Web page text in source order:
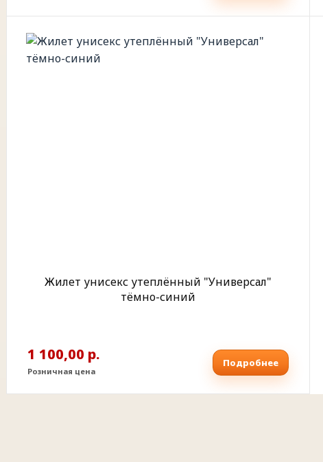
Жилет унисекс утеплённый "Универсал"
тёмно-синий
1 100,00 р.
Розничная цена
Подробнее